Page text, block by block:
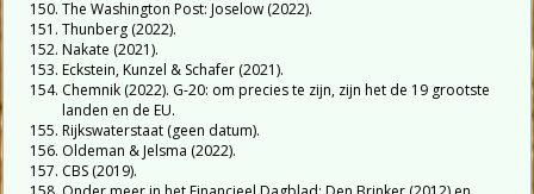
The Washington Post: Joselow (2022).
Thunberg (2022).
Nakate (2021).
Eckstein, Kunzel & Schafer (2021).
Chemnik (2022). G-20: om precies te zijn, zijn het de 19 grootste
landen en de EU.
Rijkswaterstaat (geen datum).
Oldeman & Jelsma (2022).
CBS (2019).